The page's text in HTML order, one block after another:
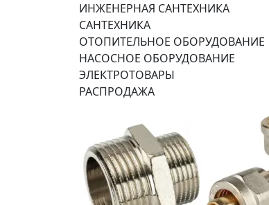
ИНЖЕНЕРНАЯ САНТЕХНИКА
САНТЕХНИКА
ОТОПИТЕЛЬНОЕ ОБОРУДОВАНИЕ
НАСОСНОЕ ОБОРУДОВАНИЕ
ЭЛЕКТРОТОВАРЫ
РАСПРОДАЖА